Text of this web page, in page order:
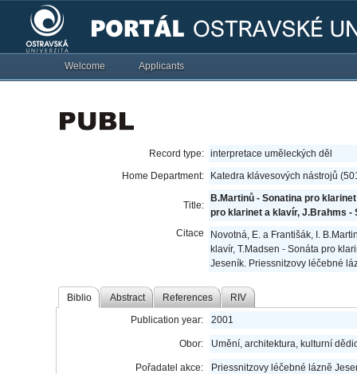
Welcome Applicants
Record type: interpretace uměleckých děl
Home Department:
Katedra klávesových nástrojů
Title:
B.Martinů - Sonatina pro
pro klarinet a klavír, J.Brahms -
Citace
Novotná, E. a Františák, I.
klavír, T.Madsen - Sonáta pro
Jeseník. Priessnitzovy léčebné
Biblio Abstract References RIV
Publication year: 2001
Obor: Umění, architektura, kulturní
Pořadatel akce: Priessnitzovy léčebné lázně